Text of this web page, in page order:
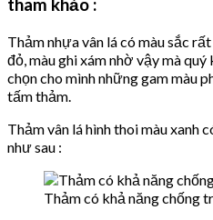
tham khảo :
Thảm nhựa vân lá có màu sắc
đỏ, màu ghi xám nhờ vậy mà
chọn cho mình những gam màu
tấm thảm.
Thảm vân lá hình thoi màu xanh
như sau :
Thảm có khả năng chống